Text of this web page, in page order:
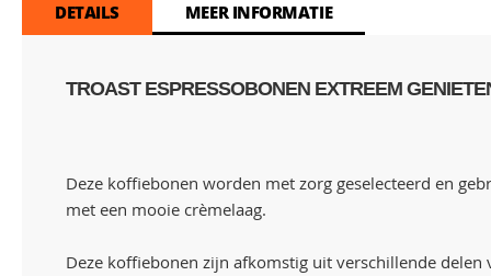
DETAILS
TROAST ESPRESSOBONEN EXTREEM
Deze koffiebonen worden met zorg geselecteerd en
met een mooie crèmelaag.
Deze koffiebonen zijn afkomstig uit verschillende
MEER INFORMATIE